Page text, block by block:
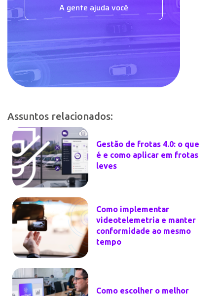
A gente ajuda você
Assuntos relacionados:
Gestão de frotas 4.0: o que
é e como aplicar em frotas
leves
Como implementar
videotelemetria e manter
conformidade ao mesmo
tempo
Como escolher o melhor